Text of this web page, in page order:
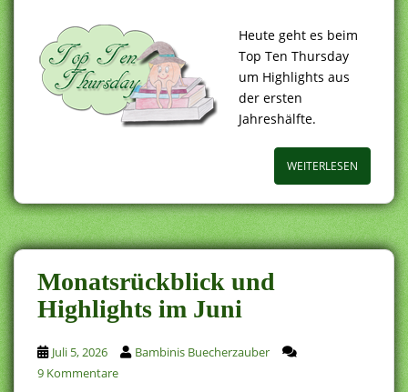
Heute geht es beim
Top Ten Thursday
um Highlights aus
der ersten
Jahreshälfte.
WEITERLESEN
Monatsrückblick und
Highlights im Juni
Juli 5, 2026
Bambinis Buecherzauber
9 Kommentare